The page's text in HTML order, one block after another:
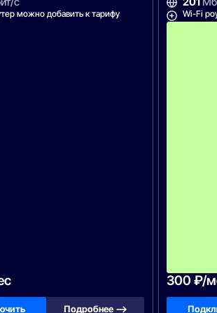
можно добавить к тарифу
Подробнее —>
Wi-Fi
300 ₽/